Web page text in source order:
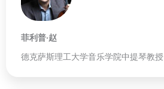
菲利普·赵
德克萨斯理工大学音乐学院中提琴教授